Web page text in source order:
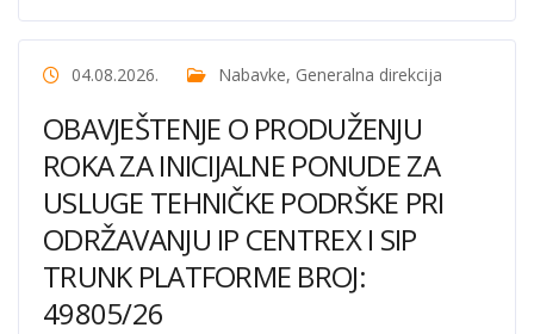
04.08.2026. Nabavke, Generalna direkcija
OBAVJEŠTENJE O PRODUŽENJU
ROKA ZA INICIJALNE PONUDE ZA
USLUGE TEHNIČKE PODRŠKE PRI
ODRŽAVANJU IP CENTREX I SIP
TRUNK PLATFORME BROJ:
49805/26